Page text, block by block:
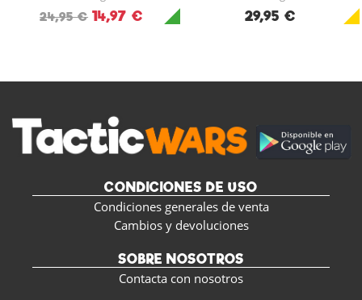
24,95 € 14,97 € 29,95 €
CONDICIONES DE USO
Condiciones generales de venta
Cambios y devoluciones
SOBRE NOSOTROS
Contacta con nosotros